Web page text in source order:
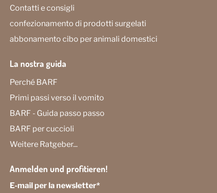
Contatti e consigli
confezionamento di prodotti surgelati
abbonamento cibo per animali domestici
La nostra guida
Perché BARF
Primi passi verso il vomito
BARF - Guida passo passo
BARF per cuccioli
Weitere Ratgeber...
Anmelden und profitieren!
E-mail per la newsletter*